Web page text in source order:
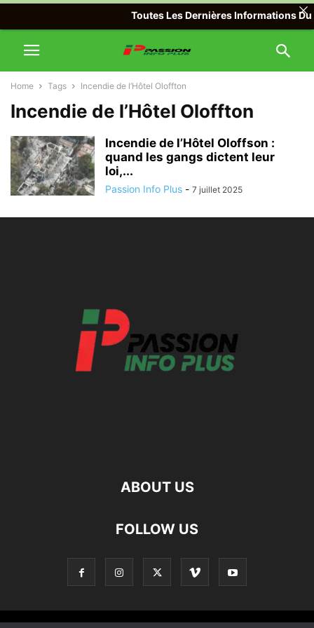
Home Tags Incendie de l’Hôtel Oloffton
Incendie de l’Hôtel Oloffton
Incendie de l’Hôtel Oloffson :
quand les gangs dictent leur
loi,...
Passion Info Plus - 7 juillet 2025
ABOUT US
FOLLOW US
Toutes Les Dernières Informations